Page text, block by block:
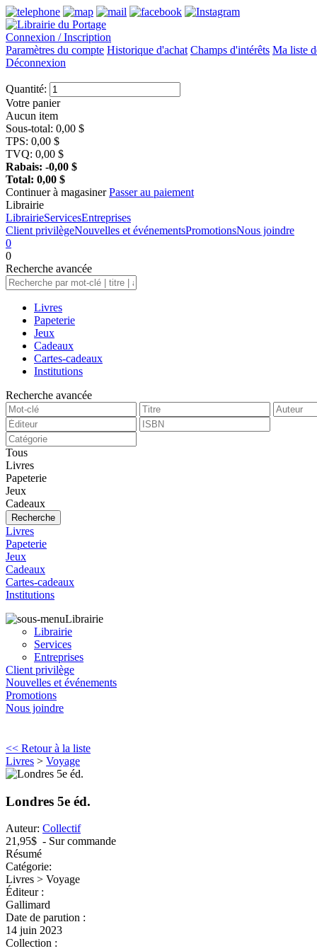
Connexion / Inscription
Paramètres du compte Historique d'achat Champs d'intérêts Ma liste
Déconnexion
Quantité:
Votre panier
Aucun item
Sous-total: 0,00 $
TPS: 0,00 $
TVQ: 0,00 $
Rabais: -0,00 $
Total: 0,00 $
Continuer à magasiner Passer au paiement
Librairie
LibrairieServicesEntreprises
Client privilègeNouvelles et événementsPromotionsNous joindre
0
0
Recherche avancée
Livres
Papeterie
Jeux
Cadeaux
Cartes-cadeaux
Institutions
Recherche avancée
Tous
Livres
Papeterie
Jeux
Cadeaux
Recherche
Livres
Papeterie
Jeux
Cadeaux
Cartes-cadeaux
Institutions
Librairie
Librairie
Services
Entreprises
Client privilège
Nouvelles et événements
Promotions
Nous joindre
<< Retour à la liste
Livres > Voyage
Londres 5e éd.
Auteur: Collectif
21,95$ - Sur commande
Résumé
Catégorie:
Livres > Voyage
Éditeur :
Gallimard
Date de parution :
14 juin 2023
Collection :